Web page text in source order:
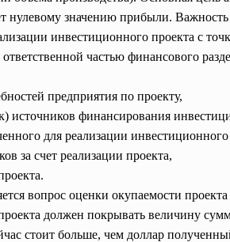
нулевому значению прибыли.
инвестиционного проекта с
частью финансового
предприятия по проекту,
источников финансирования
для реализации инвестиционного
за счет реализации проекта,
вопрос оценки окупаемости
должен покрывать величину
стоит больше, чем доллар